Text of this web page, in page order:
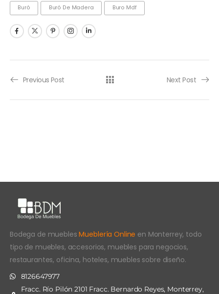
Buró Buró De Madera Buro Mdf
Previous Post Next Post
Bodega de mueblesMueblería Online en Monterrey, todo
tipo de muebles, accesorios, muebles para negocios,
restaurantes, oficina, hoteles, muebles sobre diseño.
8126647977
Fracc. Río Pilón 2101 Fracc. Bernardo Reyes, Monterrey,